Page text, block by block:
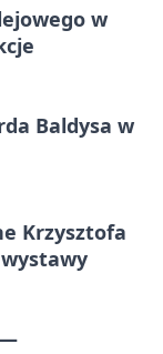
w
Baldysa w
Krzysztofa
—